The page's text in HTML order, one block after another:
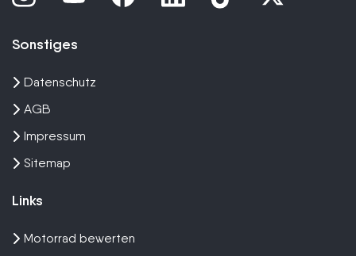
Sonstiges
Datenschutz
AGB
Impressum
Sitemap
Links
Motorrad bewerten